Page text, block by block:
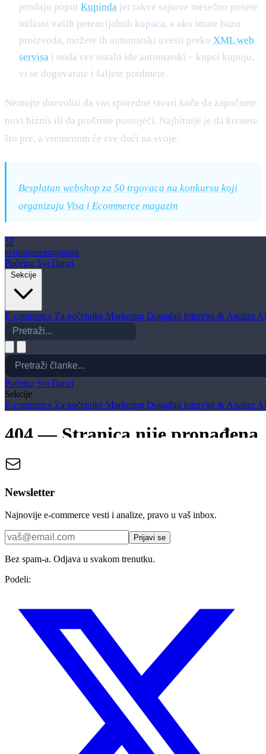
prodaju poput Kupinda jer takve sajtove mesečno posete
milioni vaših potencijalnih kupaca, a ako imate bazu
proizvoda, možete ih automatski uvesti preko XML web
servisa i onda sve ostalo ide automatski – kupci kupuju,
vi se dogovarate i šaljete predmete.
Nemojte dozvoliti da vas sporedne stvari koče da započnete
novi biznis ili da proširite postojeći. Najbitnije je da krenete
što pre, a vremenom će sve doći na svoje.
Besplatan webshop za 50 trgovaca na konkursu koji
organizuju Visa i Ecommerce magazin
Newsletter
Najnovije e-commerce vesti i analize, pravo u vaš inbox.
Prijavi se
Bez spam-a. Odjava u svakom trenutku.
Podeli: